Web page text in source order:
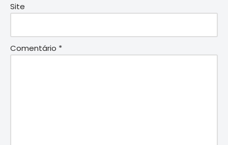
Site
Comentário *